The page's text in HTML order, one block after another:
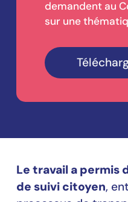
demandent au
sur une
Le travail a permis
de suivi citoyen,